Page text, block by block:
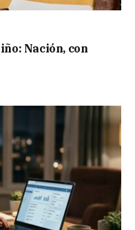
Nación, con